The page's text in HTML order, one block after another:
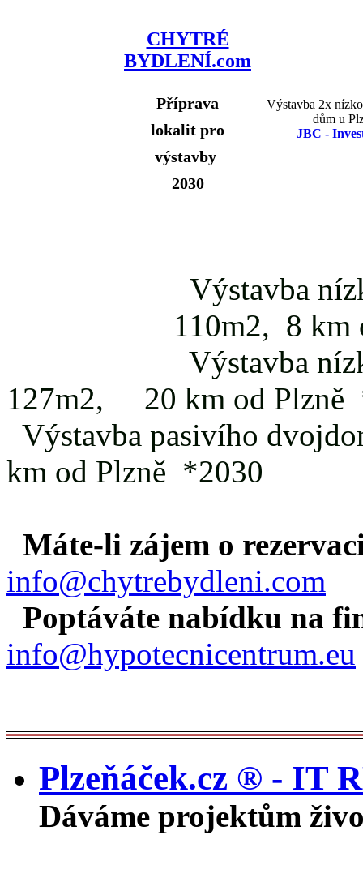
CHYTRÉ
BYDLENÍ.com
Příprava
lokalit pro
výstavby
2030
Výstavba 2x
dům u
JBC -
Výstavba
110m2, 8
Výstavba
127m2, 20 km od Plzně
Výstavba pasivího
km od Plzně *2030
Máte-li zájem o
info@chytrebydleni.com
Poptáváte nabídku na
info@hypotecnicentrum.eu
Plzeňáček.cz ® - IT
Dáváme projektům